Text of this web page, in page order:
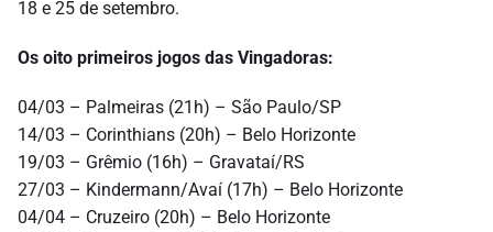
18 e 25 de setembro.
Os oito primeiros jogos das Vingadoras:
04/03 – Palmeiras (21h) – São Paulo/SP
14/03 – Corinthians (20h) – Belo Horizonte
19/03 – Grêmio (16h) – Gravataí/RS
27/03 – Kindermann/Avaí (17h) – Belo Horizonte
04/04 – Cruzeiro (20h) – Belo Horizonte